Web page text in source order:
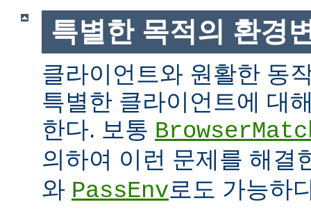
특별한 목적의 환경
클라이언트와 원활한 동
특별한 클라이언트에 대
한다. 보통
의하여 이런 문제를 해결
와 PassEnv로도 가능하